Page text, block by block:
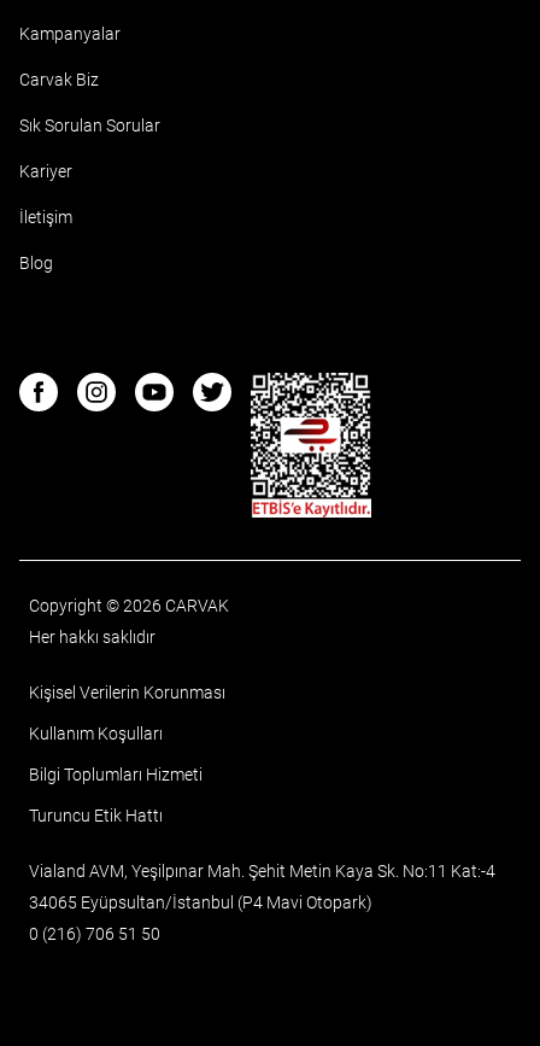
Kampanyalar
Carvak Biz
Sık Sorulan Sorular
Kariyer
İletişim
Blog
FacebookInstagramYoutubeTwitter
ETBIS
Copyright © 2026 CARVAK
Her hakkı saklıdır
Kişisel Verilerin Korunması
Kullanım Koşulları
Bilgi Toplumları Hizmeti
Turuncu Etik Hattı
Vialand AVM, Yeşilpınar Mah. Şehit Metin Kaya Sk. No:11 Kat:-4
34065 Eyüpsultan/İstanbul (P4 Mavi Otopark)
0 (216) 706 51 50